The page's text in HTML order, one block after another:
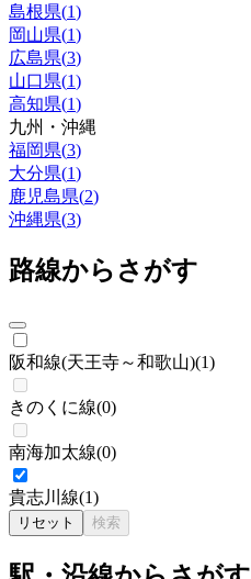
島根県(1)
岡山県(1)
広島県(3)
山口県(1)
高知県(1)
九州・沖縄
福岡県(3)
大分県(1)
鹿児島県(2)
沖縄県(3)
路線からさがす
阪和線(天王寺～和歌山)(1)
きのくに線(0)
南海加太線(0)
貴志川線(1)
リセット 検索